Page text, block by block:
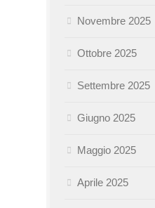
Novembre 2025
Ottobre 2025
Settembre 2025
Giugno 2025
Maggio 2025
Aprile 2025